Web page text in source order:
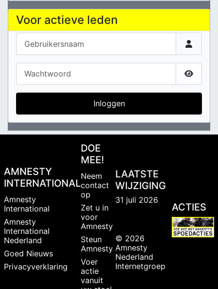
Voor actieve leden
Gebruikersnaam
Wachtwoord
Toon
Inloggen
AMNESTY
INTERNATIONAL
Amnesty
International
Amnesty
International
Nederland
Goed Nieuws
Privacyverklaring
DOE
MEE!
Neem
contact
op
Zet u in
voor
Amnesty
Steun
Amnesty
Voer
actie
vanuit
LAATSTE
WIJZIGING
31 juli 2026
© 2026
Amnesty
Nederland
Internetgroep
ACTIES